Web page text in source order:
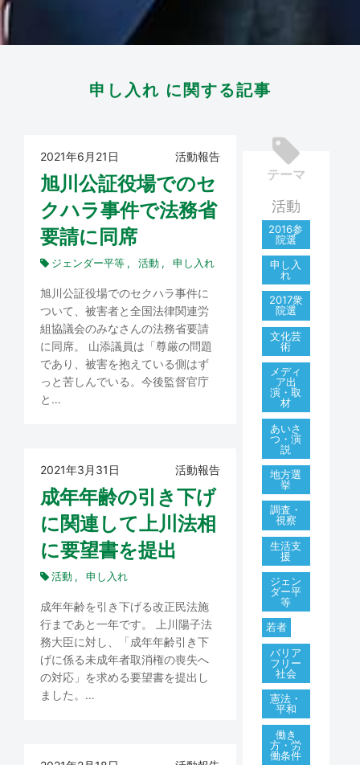
申し入れ に関する記事
2021年6月21日 活動報告
旭川公証役場でのセ
クハラ事件で法務省
要請に同席
ジェンダー平等 活動 申し入れ
旭川公証役場でのセクハラ事件に
ついて、被害者と全国法律関連労
組協議会のみなさんの法務省要請
に同席。 山添議員は「尊厳の問題
であり、被害を抱えている側はず
っと苦しんでいる。今後監督官庁
と…
2021年3月31日 活動報告
成年年齢の引き下げ
に関連して上川法相
に要望書を提出
活動 申し入れ
成年年齢を引き下げる改正民法施
行まであと一年です。 上川陽子法
務大臣に対し、「成年年齢引き下
げに係る未成年者取消権の喪失へ
の対応」を求める要望書を提出し
ました。…
テーマ
活動
2016参
院選
申し入
れ
2017衆
院選
文化芸
術
メディ
ア出
演・取
材
あいさ
つ・演
説
地方選
挙
調査・
視察
生活支
援
ジェン
ダー平
等
若者
バリア
フリー
社会
憲法・
平和
働き
方・労
働条件